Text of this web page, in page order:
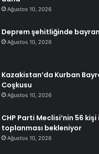
Ağustos 10, 2026
Deprem şehitliğinde
Ağustos 10, 2026
Kazakistan’da Kurban
Coşkusu
Ağustos 10, 2026
CHP Parti Meclisi’nin 56 kişi
toplanması bekleniyor
Ağustos 10, 2026